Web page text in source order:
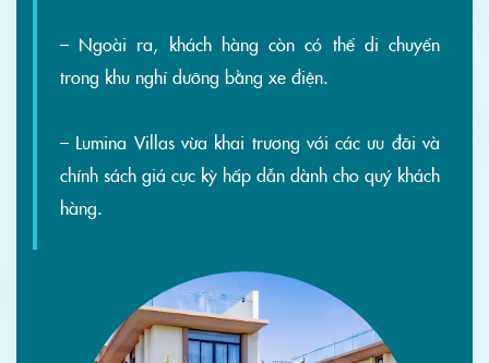
– Ngoài ra, khách hàng còn có thể di chuyển
trong khu nghỉ dưỡng bằng xe điện.
– Lumina Villas vừa khai trương với các ưu đãi và
chính sách giá cực kỳ hấp dẫn dành cho quý khách
hàng.